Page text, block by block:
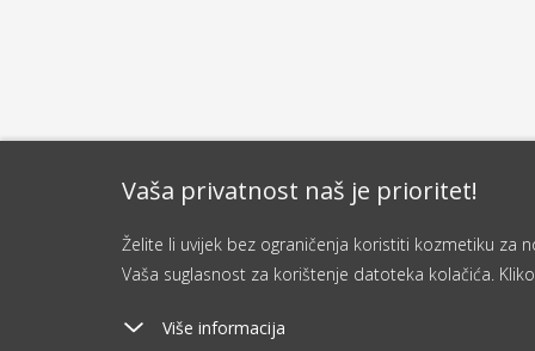
Vaša privatnost naš je prioritet!
Želite li uvijek bez ograničenja koristiti kozmetiku za
Vaša suglasnost za korištenje datoteka kolačića.
Više informacija